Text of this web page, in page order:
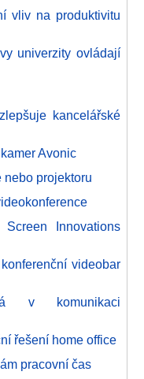
vliv na produktivitu
univerzity ovládají
kancelářské
Avonic
nebo projektoru
Innovations
videobar
v komunikaci
řešení home office
pracovní čas